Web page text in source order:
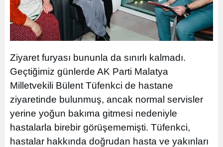
Ziyaret furyası bununla da sınırlı kalmadı.
Geçtiğimiz günlerde AK Parti Malatya
Milletvekili Bülent Tüfenkci de hastane
ziyaretinde bulunmuş, ancak normal servisler
yerine yoğun bakıma gitmesi nedeniyle
hastalarla birebir görüşememişti. Tüfenkci,
hastalar hakkında doğrudan hasta ve yakınları